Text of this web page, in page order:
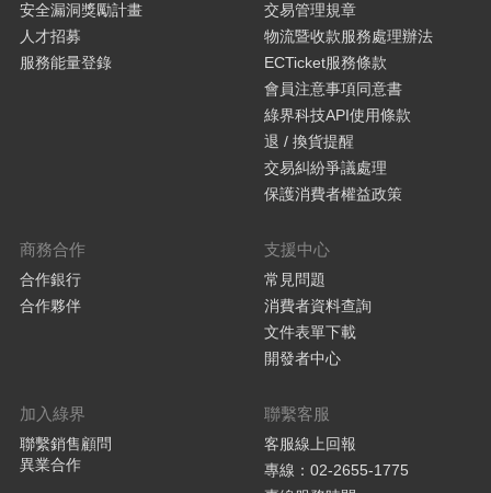
安全漏洞獎勵計畫
人才招募
服務能量登錄
交易管理規章
物流暨收款服務處理辦法
ECTicket服務條款
會員注意事項同意書
綠界科技API使用條款
退 / 換貨提醒
交易糾紛爭議處理
保護消費者權益政策
商務合作
合作銀行
合作夥伴
支援中心
常見問題
消費者資料查詢
文件表單下載
開發者中心
加入綠界
聯繫銷售顧問
異業合作
聯繫客服
客服線上回報
專線：02-2655-1775